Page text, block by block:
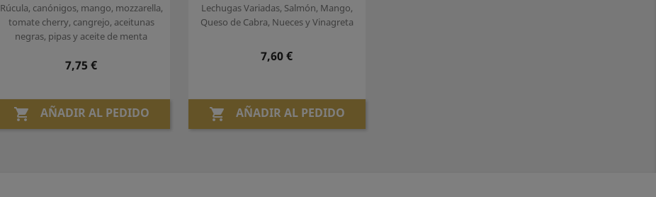
Rúcula, canónigos, mango, mozzarella,
tomate cherry, cangrejo, aceitunas
negras, pipas y aceite de menta
Precio
7,75 €
 AÑADIR AL PEDIDO
Lechugas Variadas, Salmón, Mango,
Queso de Cabra, Nueces y Vinagreta
Precio
7,60 €
 AÑADIR AL PEDIDO